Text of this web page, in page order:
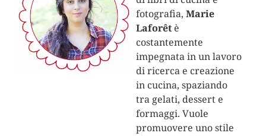
fotografia, Marie
Laforêtè
costantemente
impegnata in un lavoro
di ricerca e creazione
in cucina, spaziando
tra gelati, dessert e
formaggi. Vuole
promuovere uno stile